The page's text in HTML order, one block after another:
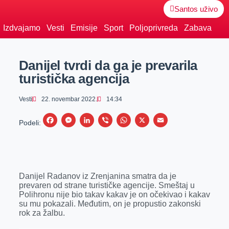
Santos uživo
Izdvajamo Vesti Emisije Sport Poljoprivreda Zabava
Danijel tvrdi da ga je prevarila
turistička agencija
Vesti 22. novembar 2022. 14:34
Podeli:
F
b
o
o
M
e
n
g
L
e
d
I
V
r
W
s
A
p
X
E
l
Danijel Radanov iz Zrenjanina smatra da je
prevaren od strane turističke agencije. Smeštaj u
Polihronu nije bio takav kakav je on očekivao i kakav
su mu pokazali. Međutim, on je propustio zakonski
rok za žalbu.